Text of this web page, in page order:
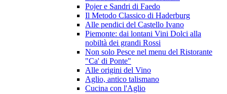
Pojer e Sandri di Faedo
Il Metodo Classico di Haderburg
Alle pendici del Castello Ivano
Piemonte: dai lontani Vini Dolci alla
nobiltà dei grandi Rossi
Non solo Pesce nel menu del Ristorante
"Ca' di Ponte"
Alle origini del Vino
Aglio, antico talismano
Cucina con l'Aglio